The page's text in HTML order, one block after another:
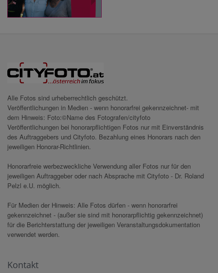
Alle Fotos sind urheberrechtlich geschützt.
Veröffentlichungen in Medien - wenn honorarfrei gekennzeichnet- mit
dem Hinweis: Foto:©Name des Fotografen/cityfoto
Veröffentlichungen bei honorarpflichtigen Fotos nur mit Einverständnis
des Auftraggebers und Cityfoto. Bezahlung eines Honorars nach den
jeweiligen Honorar-Richtlinien.
Honorarfreie werbezweckliche Verwendung aller Fotos nur für den
jeweiligen Auftraggeber oder nach Absprache mit Cityfoto - Dr. Roland
Pelzl e.U. möglich.
Für Medien der Hinweis: Alle Fotos dürfen - wenn honorarfrei
gekennzeichnet - (außer sie sind mit honorarpflichtig gekennzeichnet)
für die Berichterstattung der jeweiligen Veranstaltungsdokumentation
verwendet werden.
Kontakt